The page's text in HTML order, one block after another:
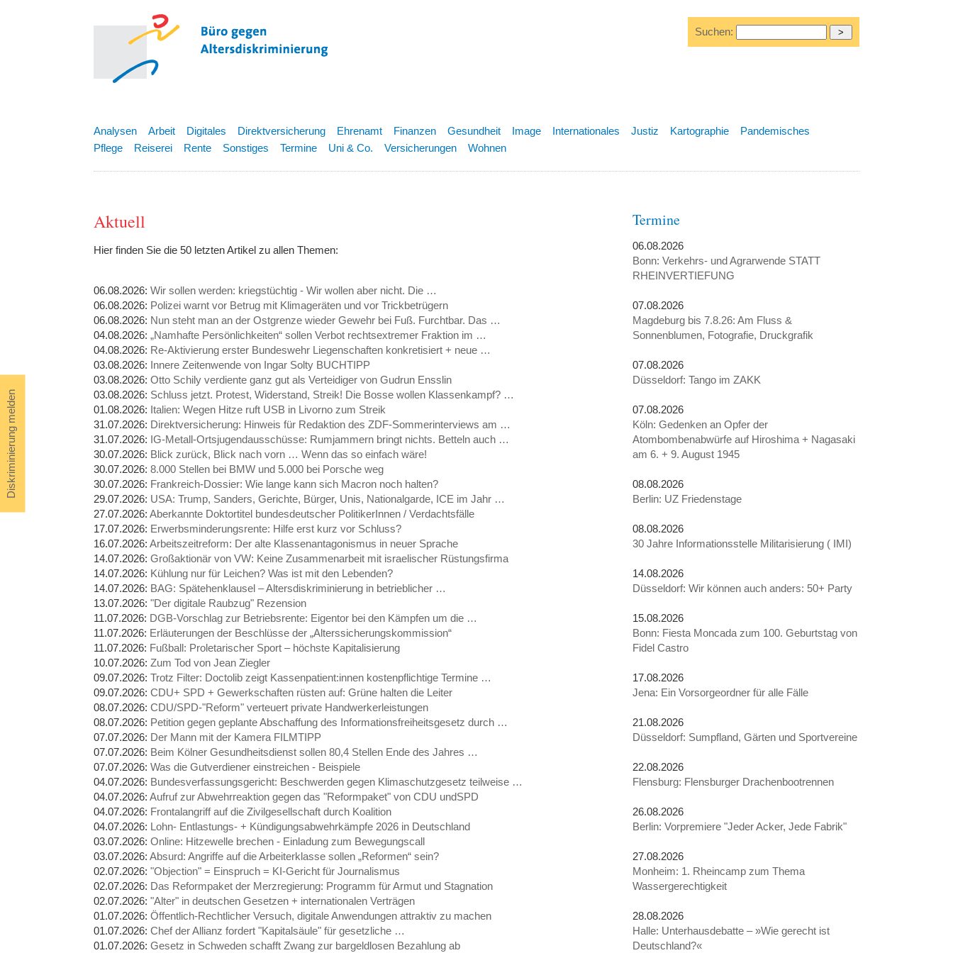
Diskriminierung melden
Suchen:
Analysen Arbeit Digitales Direktversicherung Ehrenamt Finanzen Gesundheit Image Internationales Justiz Kartographie
Pandemisches
Pflege
Reiserei Rente Sonstiges Termine Uni & Co. Versicherungen Wohnen
Aktuell
Hier finden Sie die 50 letzten Artikel zu allen Themen:
06.08.2026: Wir sollen werden: kriegstüchtig - Wir wollen aber nicht. Die …
06.08.2026: Polizei warnt vor Betrug mit Klimageräten und vor Trickbetrügern
06.08.2026: Nun steht man an der Ostgrenze wieder Gewehr bei Fuß. Furchtbar. Das …
04.08.2026: „Namhafte Persönlichkeiten“ sollen Verbot rechtsextremer Fraktion im …
04.08.2026: Re-Aktivierung erster Bundeswehr Liegenschaften konkretisiert + neue …
03.08.2026: Innere Zeitenwende von Ingar Solty BUCHTIPP
03.08.2026: Otto Schily verdiente ganz gut als Verteidiger von Gudrun Ensslin
03.08.2026: Schluss jetzt. Protest, Widerstand, Streik! Die Bosse wollen Klassenkampf? …
01.08.2026: Italien: Wegen Hitze ruft USB in Livorno zum Streik
31.07.2026: Direktversicherung: Hinweis für Redaktion des ZDF-Sommerinterviews am …
31.07.2026: IG-Metall-Ortsjugendausschüsse: Rumjammern bringt nichts. Betteln auch …
30.07.2026: Blick zurück, Blick nach vorn … Wenn das so einfach wäre!
30.07.2026: 8.000 Stellen bei BMW und 5.000 bei Porsche weg
30.07.2026: Frankreich-Dossier: Wie lange kann sich Macron noch halten?
29.07.2026: USA: Trump, Sanders, Gerichte, Bürger, Unis, Nationalgarde, ICE im Jahr …
27.07.2026: Aberkannte Doktortitel bundesdeutscher PolitikerInnen / Verdachtsfälle
17.07.2026: Erwerbsminderungsrente: Hilfe erst kurz vor Schluss?
16.07.2026: Arbeitszeitreform: Der alte Klassenantagonismus in neuer Sprache
14.07.2026: Großaktionär von VW: Keine Zusammenarbeit mit israelischer Rüstungsfirma
14.07.2026: Kühlung nur für Leichen? Was ist mit den Lebenden?
14.07.2026: BAG: Spätehenklausel – Altersdiskriminierung in betrieblicher …
13.07.2026: "Der digitale Raubzug" Rezension
11.07.2026: DGB-Vorschlag zur Betriebsrente: Eigentor bei den Kämpfen um die …
11.07.2026: Erläuterungen der Beschlüsse der „Alterssicherungskommission“
11.07.2026: Fußball: Proletarischer Sport – höchste Kapitalisierung
10.07.2026: Zum Tod von Jean Ziegler
09.07.2026: Trotz Filter: Doctolib zeigt Kassenpatient:innen kostenpflichtige Termine …
09.07.2026: CDU+ SPD + Gewerkschaften rüsten auf: Grüne halten die Leiter
08.07.2026: CDU/SPD-"Reform" verteuert private Handwerkerleistungen
08.07.2026: Petition gegen geplante Abschaffung des Informationsfreiheitsgesetz durch …
07.07.2026: Der Mann mit der Kamera FILMTIPP
07.07.2026: Beim Kölner Gesundheitsdienst sollen 80,4 Stellen Ende des Jahres …
07.07.2026: Was die Gutverdiener einstreichen - Beispiele
04.07.2026: Bundesverfassungsgericht: Beschwerden gegen Klimaschutzgesetz teilweise …
04.07.2026: Aufruf zur Abwehrreaktion gegen das "Reformpaket" von CDU undSPD
04.07.2026: Frontalangriff auf die Zivilgesellschaft durch Koalition
04.07.2026: Lohn- Entlastungs- + Kündigungsabwehrkämpfe 2026 in Deutschland
03.07.2026: Online: Hitzewelle brechen - Einladung zum Bewegungscall
03.07.2026: Absurd: Angriffe auf die Arbeiterklasse sollen „Reformen“ sein?
02.07.2026: "Objection" = Einspruch = KI-Gericht für Journalismus
02.07.2026: Das Reformpaket der Merzregierung: Programm für Armut und Stagnation
02.07.2026: "Alter" in deutschen Gesetzen + internationalen Verträgen
01.07.2026: Öffentlich-Rechtlicher Versuch, digitale Anwendungen attraktiv zu machen
01.07.2026: Chef der Allianz fordert "Kapitalsäule" für gesetzliche …
01.07.2026: Gesetz in Schweden schafft Zwang zur bargeldlosen Bezahlung ab
Termine
06.08.2026
Bonn: Verkehrs- und Agrarwende STATT
RHEINVERTIEFUNG
07.08.2026
Magdeburg bis 7.8.26: Am Fluss &
Sonnenblumen, Fotografie, Druckgrafik
07.08.2026
Düsseldorf: Tango im ZAKK
07.08.2026
Köln: Gedenken an Opfer der
Atombombenabwürfe auf Hiroshima + Nagasaki
am 6. + 9. August 1945
08.08.2026
Berlin: UZ Friedenstage
08.08.2026
30 Jahre Informationsstelle Militarisierung ( IMI)
14.08.2026
Düsseldorf: Wir können auch anders: 50+ Party
15.08.2026
Bonn: Fiesta Moncada zum 100. Geburtstag von
Fidel Castro
17.08.2026
Jena: Ein Vorsorgeordner für alle Fälle
21.08.2026
Düsseldorf: Sumpfland, Gärten und Sportvereine
22.08.2026
Flensburg: Flensburger Drachenbootrennen
26.08.2026
Berlin: Vorpremiere "Jeder Acker, Jede Fabrik"
27.08.2026
Monheim: 1. Rheincamp zum Thema
Wassergerechtigkeit
28.08.2026
Halle: Unterhausdebatte – »Wie gerecht ist
Deutschland?«